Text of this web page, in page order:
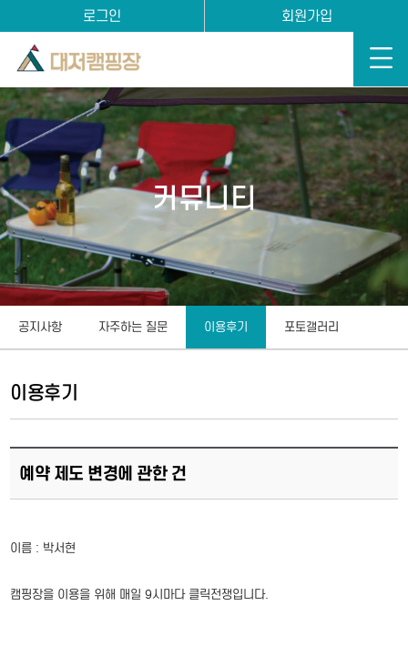
로그인 회원가입
커뮤니티
공지사항 자주하는 질문 이용후기 포토갤러리
이용후기
예약 제도 변경에 관한 건
이름 : 박서현
캠핑장을 이용을 위해 매일 9시마다 클릭전쟁입니다.